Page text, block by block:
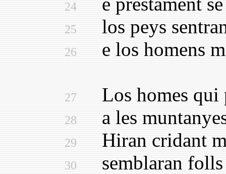
24
25 los peys
26 e los homens
27 Los homes qui
28 a les
29 Hiran cridant
30 semblaran folls